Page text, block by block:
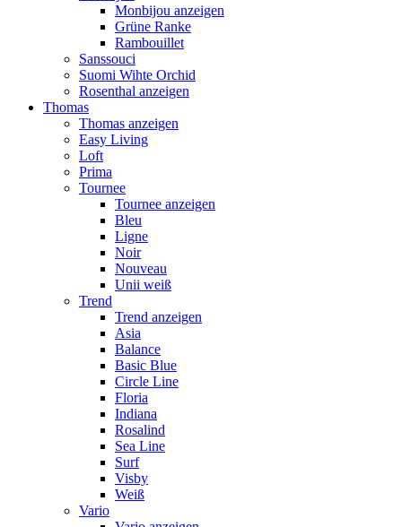
Monbijou anzeigen
Grüne Ranke
Rambouillet
Sanssouci
Suomi Wihte Orchid
Rosenthal anzeigen
Thomas
Thomas anzeigen
Easy Living
Loft
Prima
Tournee
Tournee anzeigen
Bleu
Ligne
Noir
Nouveau
Unii weiß
Trend
Trend anzeigen
Asia
Balance
Basic Blue
Circle Line
Floria
Indiana
Rosalind
Sea Line
Surf
Visby
Weiß
Vario